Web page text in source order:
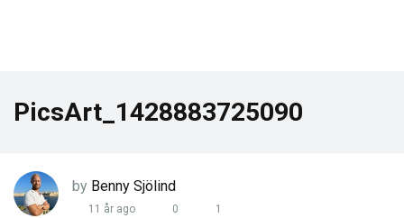
PicsArt_1428883725090
by Benny Sjölind
11 år ago 0 1